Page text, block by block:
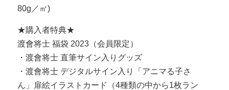
80g／㎡)
★購入者特典★
渡會将士 福袋 2023（会員限定）
・渡會将士 直筆サイン入りグッズ
・渡會将士 デジタルサイン入り「アニマる子さ
ん」扉絵イラストカード（4種類の中から1枚ラン